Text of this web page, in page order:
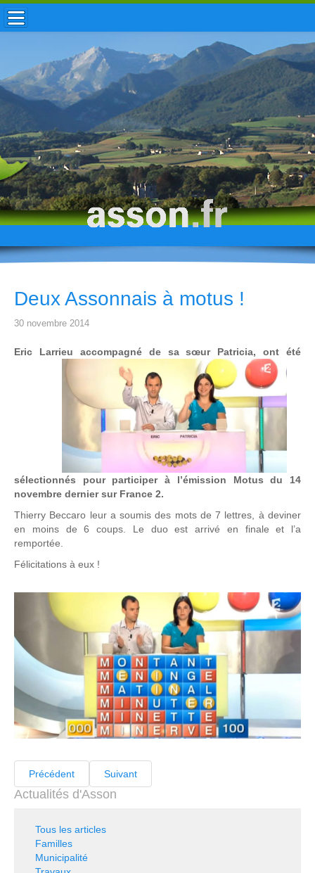
ACCUEIL / INFOS
MUNICIPALITÉ
VIE LOCALE
ENFANCE
TOURISME
HISTOIRE
Deux Assonnais à motus !
30 novembre 2014
Eric Larrieu accompagné de sa sœur Patricia, ont été
sélectionnés pour participer à l’émission Motus du 14
novembre dernier sur France 2.
Thierry Beccaro leur a soumis des mots de 7 lettres, à deviner
en moins de 6 coups. Le duo est arrivé en finale et l’a
remportée.
Félicitations à eux !
Précédent Suivant
Actualités d'Asson
Tous les articles
Familles
Municipalité